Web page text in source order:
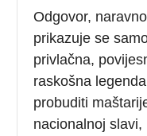
Odgovor,
prikazuje se
privlačna,
raskošna
probuditi
nacionalnoj